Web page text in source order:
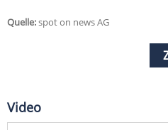
Quelle:spot on news AG
Video